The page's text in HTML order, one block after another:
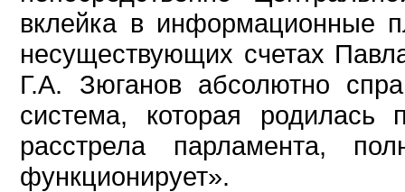
вклейка в информационные
несуществующих счетах
Г.А. Зюганов абсолютно
система, которая родилась
расстрела парламента,
функционирует».